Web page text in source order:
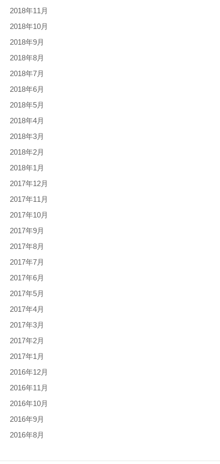
2018年11月
2018年10月
2018年9月
2018年8月
2018年7月
2018年6月
2018年5月
2018年4月
2018年3月
2018年2月
2018年1月
2017年12月
2017年11月
2017年10月
2017年9月
2017年8月
2017年7月
2017年6月
2017年5月
2017年4月
2017年3月
2017年2月
2017年1月
2016年12月
2016年11月
2016年10月
2016年9月
2016年8月